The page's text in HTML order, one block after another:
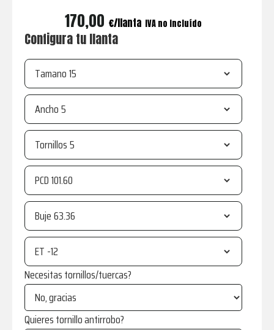
170,00 € IVA no incluído
Configura tu llanta
Tamano
Ancho
Tornillos
PCD
Buje
ET
Necesitas tornillos/tuercas?
Quieres tornillo antirrobo?